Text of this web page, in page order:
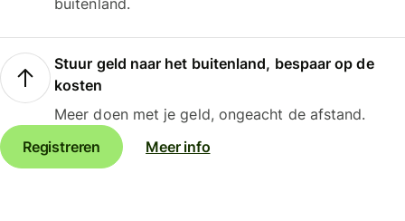
buitenland.
Stuur geld naar het buitenland, bespaar op de
kosten
Meer doen met je geld, ongeacht de afstand.
Registreren
Meer info